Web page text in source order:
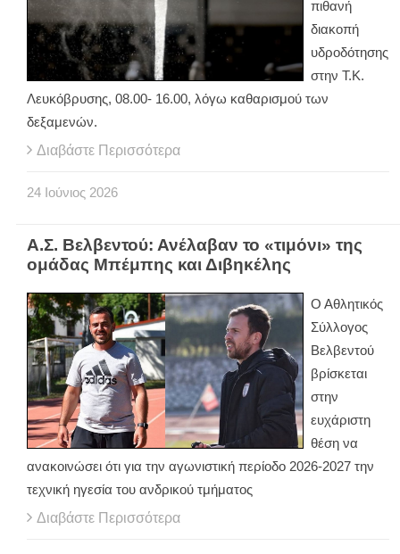
πιθανή
διακοπή
υδροδότησης
στην Τ.Κ.
Λευκόβρυσης, 08.00- 16.00, λόγω καθαρισμού των
δεξαμενών.
Διαβάστε Περισσότερα
24 Ιούνιος 2026
Α.Σ. Βελβεντού: Ανέλαβαν το «τιμόνι» της
ομάδας Μπέμπης και Διβηκέλης
Ο Αθλητικός
Σύλλογος
Βελβεντού
βρίσκεται
στην
ευχάριστη
θέση να
ανακοινώσει ότι για την αγωνιστική περίοδο 2026-2027 την
τεχνική ηγεσία του ανδρικού τμήματος
Διαβάστε Περισσότερα